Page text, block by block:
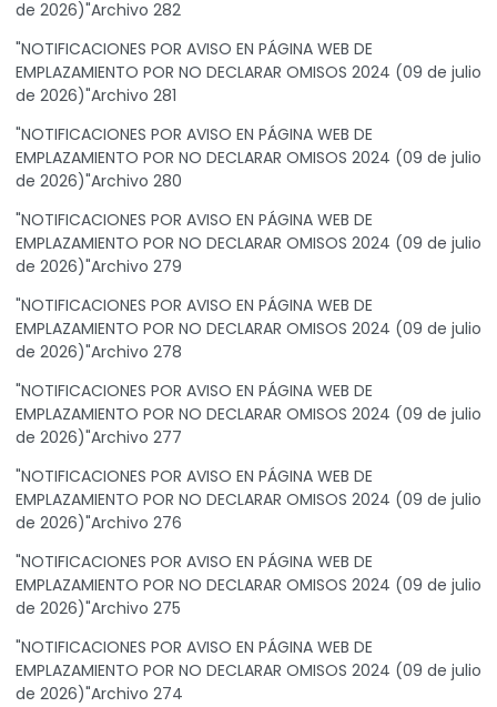
de 2026)"Archivo 282
"NOTIFICACIONES POR AVISO EN PÁGINA WEB DE
EMPLAZAMIENTO POR NO DECLARAR OMISOS 2024 (09 de julio
de 2026)"Archivo 281
"NOTIFICACIONES POR AVISO EN PÁGINA WEB DE
EMPLAZAMIENTO POR NO DECLARAR OMISOS 2024 (09 de julio
de 2026)"Archivo 280
"NOTIFICACIONES POR AVISO EN PÁGINA WEB DE
EMPLAZAMIENTO POR NO DECLARAR OMISOS 2024 (09 de julio
de 2026)"Archivo 279
"NOTIFICACIONES POR AVISO EN PÁGINA WEB DE
EMPLAZAMIENTO POR NO DECLARAR OMISOS 2024 (09 de julio
de 2026)"Archivo 278
"NOTIFICACIONES POR AVISO EN PÁGINA WEB DE
EMPLAZAMIENTO POR NO DECLARAR OMISOS 2024 (09 de julio
de 2026)"Archivo 277
"NOTIFICACIONES POR AVISO EN PÁGINA WEB DE
EMPLAZAMIENTO POR NO DECLARAR OMISOS 2024 (09 de julio
de 2026)"Archivo 276
"NOTIFICACIONES POR AVISO EN PÁGINA WEB DE
EMPLAZAMIENTO POR NO DECLARAR OMISOS 2024 (09 de julio
de 2026)"Archivo 275
"NOTIFICACIONES POR AVISO EN PÁGINA WEB DE
EMPLAZAMIENTO POR NO DECLARAR OMISOS 2024 (09 de julio
de 2026)"Archivo 274